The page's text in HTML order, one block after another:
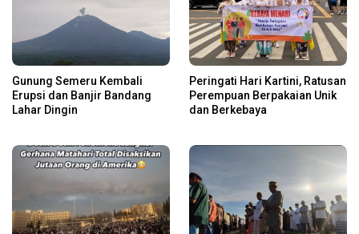
Gunung Semeru Kembali
Erupsi dan Banjir Bandang
Lahar Dingin
Peringati Hari Kartini, Ratusan
Perempuan Berpakaian Unik
dan Berkebaya